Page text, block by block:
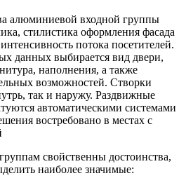
алюминиевой входной группы
стилистика оформления фасада
потока посетителей.
данных выбирается вид двери,
наполнения, а также
возможностей. Створки
так и наружу. Раздвижные
автоматическими системами
востребовано в местах с
свойственны достоинства,
наиболее значимые: